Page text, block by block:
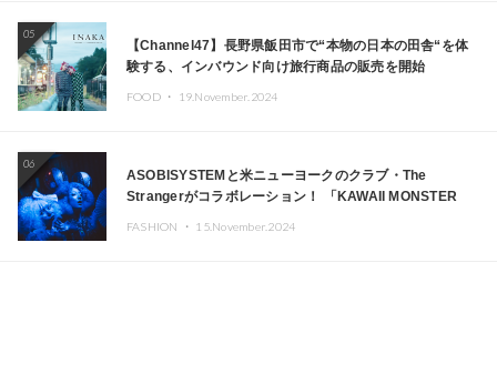
05
【Channel47】長野県飯田市で“本物の日本の田舎“を体
験する、インバウンド向け旅行商品の販売を開始
FOOD ・ 19.November.2024
06
ASOBISYSTEMと米ニューヨークのクラブ・The
Strangerがコラボレーション！ 「KAWAII MONSTER
FASHION ・ 15.November.2024